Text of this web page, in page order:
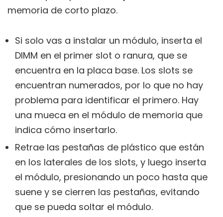
memoria de corto plazo.
Si solo vas a instalar un módulo, inserta el
DIMM en el primer slot o ranura, que se
encuentra en la placa base. Los slots se
encuentran numerados, por lo que no hay
problema para identificar el primero. Hay
una mueca en el módulo de memoria que
indica cómo insertarlo.
Retrae las pestañas de plástico que están
en los laterales de los slots, y luego inserta
el módulo, presionando un poco hasta que
suene y se cierren las pestañas, evitando
que se pueda soltar el módulo.